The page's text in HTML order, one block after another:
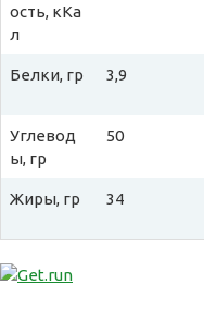
ость, кКа
л
Белки, гр 3,9
Углевод
ы, гр
50
Жиры, гр 34